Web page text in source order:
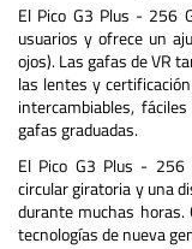
El Pico G3 Plus - 256
usuarios y ofrece un
ojos). Las gafas de VR
las lentes y
intercambiables,
gafas graduadas.
El Pico G3 Plus - 256
circular giratoria y una
durante muchas horas.
tecnologías de nueva